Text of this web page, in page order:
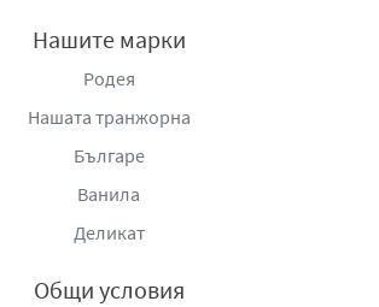
Нашите марки
Родея
Нашата транжорна
Българе
Ванила
Деликат
Общи условия